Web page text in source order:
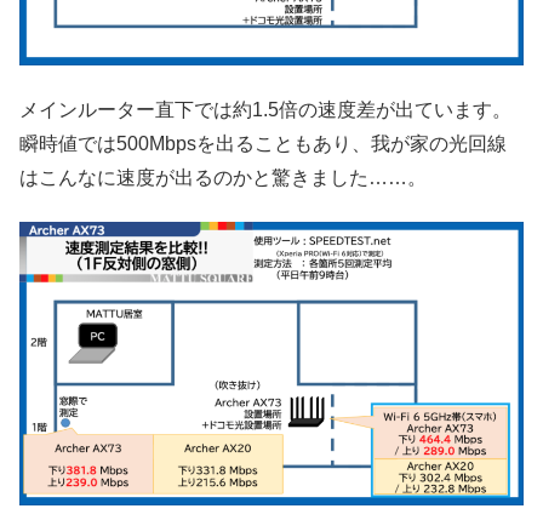
メインルーター直下では約1.5倍の速度差が出ています。
瞬時値では500Mbpsを出ることもあり、我が家の光回線
はこんなに速度が出るのかと驚きました……。